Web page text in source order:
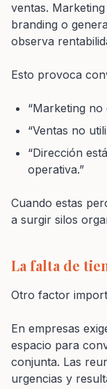
ventas.
branding o
observa
Esto provoca
“Marketing no
“Ventas no
“Dirección
operativa.”
Cuando estas
a surgir silos
La falta de
Otro factor
En empresas
espacio para
conjunta. Las
urgencias y